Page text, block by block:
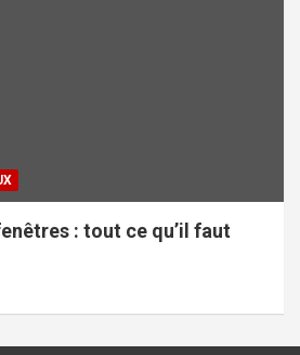
: tout ce qu’il faut